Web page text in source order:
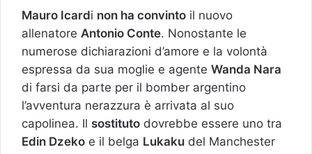
Mauro Icardi non ha convinto il nuovo
allenatore Antonio Conte. Nonostante le
numerose dichiarazioni d’amore e la volontà
espressa da sua moglie e agente Wanda Nara
di farsi da parte per il bomber argentino
l’avventura nerazzura è arrivata al suo
capolinea. Il sostituto dovrebbe essere uno tra
Edin Dzeko e il belga Lukaku del Manchester